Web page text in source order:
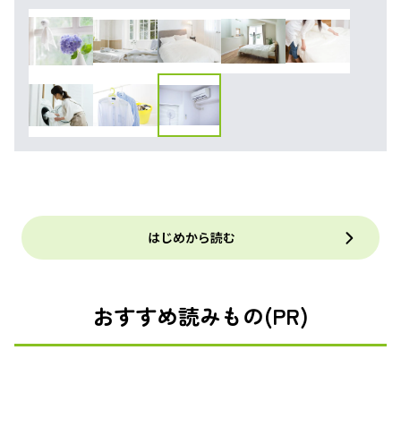
はじめから読む
おすすめ読みもの(PR)